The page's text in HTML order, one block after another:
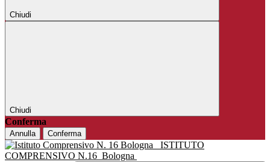
Chiudi
Chiudi
Conferma
Annulla Conferma
ISTITUTO
COMPRENSIVO N.16 Bologna